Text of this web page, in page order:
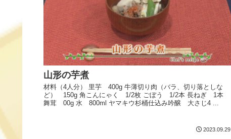
山形の芋煮
材料（4人分） 里芋 400g 牛薄切り肉（バラ、切り落としな
ど） 150g 角こんにゃく 1/2枚 ごぼう 1/2本 長ねぎ 1本
舞茸 00g 水 800ml ヤマキウ杉桶仕込み吟醸 大さじ4 ...
2023.09.29